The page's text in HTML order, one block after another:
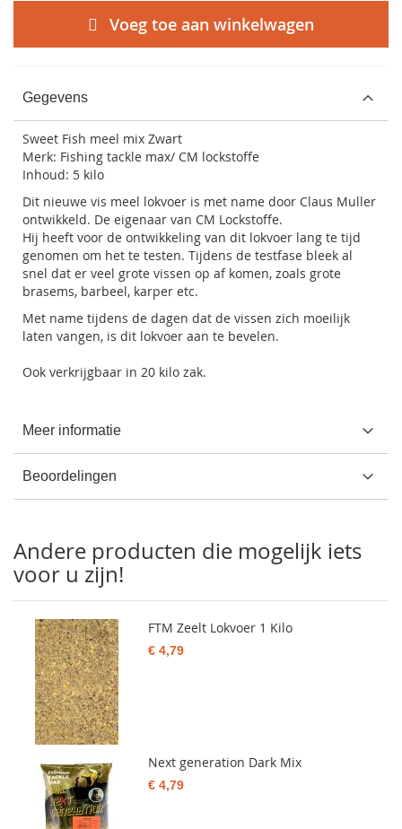
Voeg toe aan winkelwagen
Gegevens
Sweet Fish meel mix Zwart
Merk: Fishing tackle max/ CM lockstoffe
Inhoud: 5 kilo
Dit nieuwe vis meel lokvoer is met name door Claus Muller
ontwikkeld. De eigenaar van CM Lockstoffe.
Hij heeft voor de ontwikkeling van dit lokvoer lang te tijd
genomen om het te testen. Tijdens de testfase bleek al
snel dat er veel grote vissen op af komen, zoals grote
brasems, barbeel, karper etc.
Met name tijdens de dagen dat de vissen zich moeilijk
laten vangen, is dit lokvoer aan te bevelen.
Ook verkrijgbaar in 20 kilo zak.
Meer informatie
Beoordelingen
Andere producten die mogelijk iets
voor u zijn!
FTM Zeelt Lokvoer 1 Kilo
€ 4,79
Next generation Dark Mix
€ 4,79